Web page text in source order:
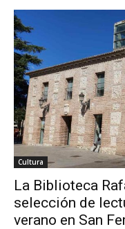
Cultura
La Biblioteca
selección de
verano en San